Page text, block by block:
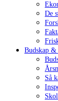
De
Budskap
Så